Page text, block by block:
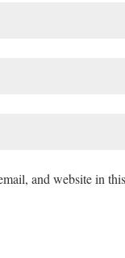
and website in